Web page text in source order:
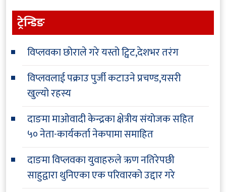
ट्रेन्डिङ
विप्लवका छोराले गरे यस्तो ट्विट,देशभर तरंग
विप्लवलाई पक्राउ पुर्जी कटाउने प्रचण्ड,यसरी
खुल्यो रहस्य
दाङमा माओवादी केन्द्रका क्षेत्रीय संयोजक सहित
५० नेता-कार्यकर्ता नेकपामा समाहित
दाङमा विप्लवका युवाहरुले ऋण नतिरेपछी
साहुद्वारा थुनिएका एक परिवारको उद्दार गरे